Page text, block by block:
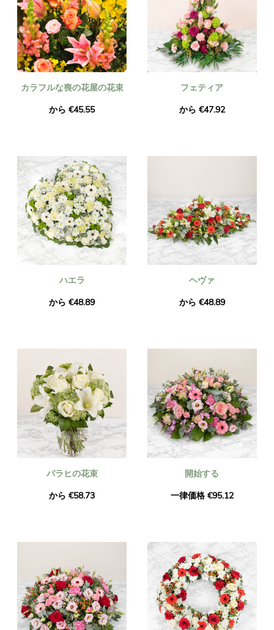
カラフルな喪の花屋の花束
から €45.55
フェティア
から €47.92
ハエラ
から €48.89
ヘヴァ
から €48.89
パラヒの花束
から €58.73
開始する
一律価格 €95.12